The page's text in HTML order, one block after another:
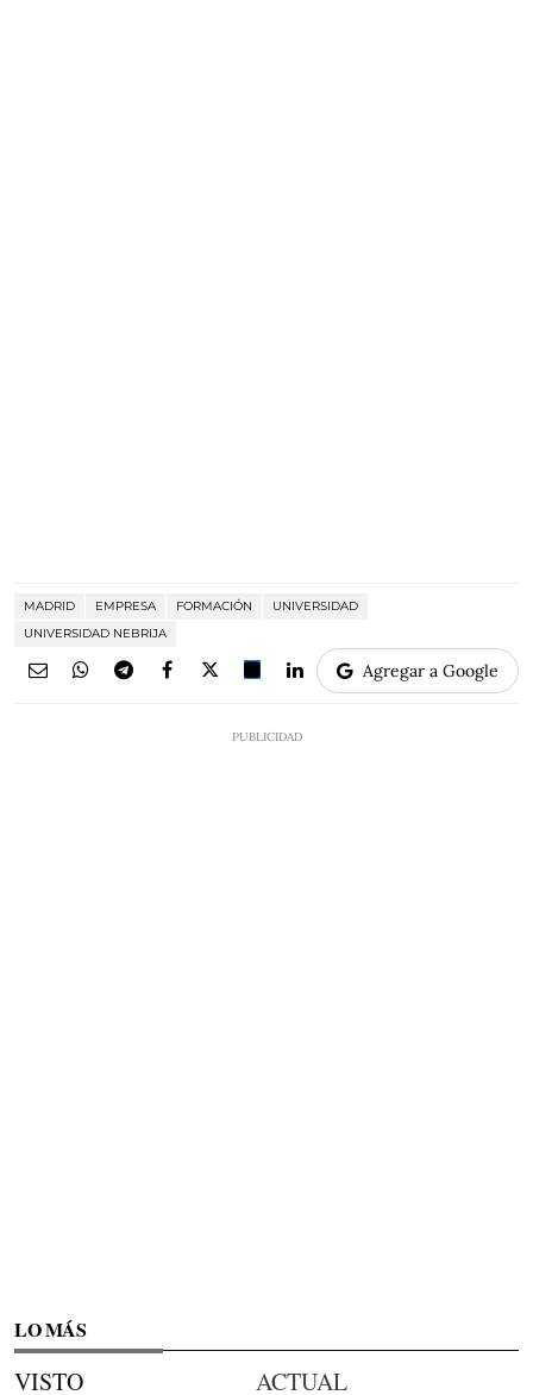
MADRID EMPRESA FORMACIÓN
UNIVERSIDAD
UNIVERSIDAD NEBRIJA
Agregar a Google
LO MÁS
VISTO ACTUAL